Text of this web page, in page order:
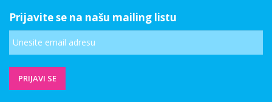
Prijavite se na našu mailing listu